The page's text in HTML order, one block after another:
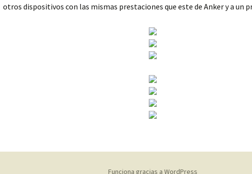
otros dispositivos con las mismas prestaciones que este de Anker y a un
Funciona gracias a WordPress